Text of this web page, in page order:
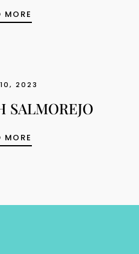
MORE
2023
SALMOREJO
MORE